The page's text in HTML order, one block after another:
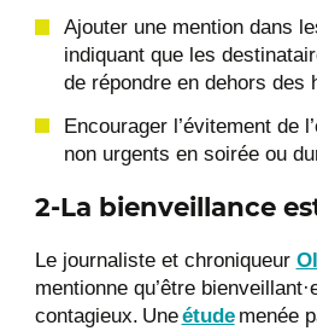
Ajouter une mention dans
indiquant que les
de répondre en dehors des
Encourager l’évitement de
non urgents en soirée ou
2-La bienveillance
Le journaliste et chroniqueur
mentionne qu’être
contagieux. Uneétudemenée